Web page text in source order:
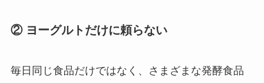
② ヨーグルトだけに頼らない
毎日同じ食品だけではなく、さまざまな発酵食品